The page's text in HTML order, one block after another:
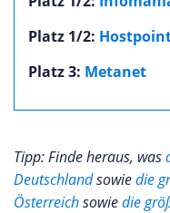
Platz 1/2:
Platz 3: Metanet
Tipp: Finde heraus, was
Deutschlandsowiedie
Österreichsowiedie